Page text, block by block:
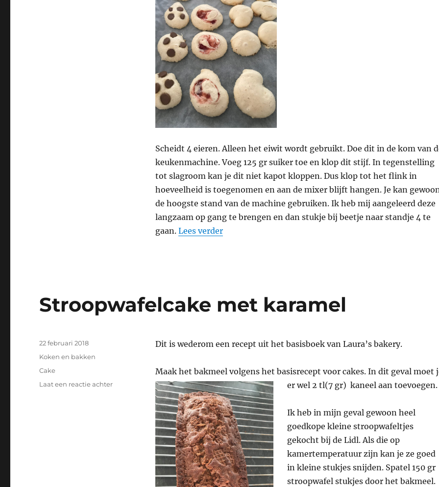
Scheidt 4 eieren. Alleen het eiwit wordt gebruikt. Doe dit in de kom van
keukenmachine. Voeg 125 gr suiker toe en klop dit stijf. In tegenstelling
tot slagroom kan je dit niet kapot kloppen. Dus klop tot het flink in
hoeveelheid is toegenomen en aan de mixer blijft hangen. Je kan
de hoogste stand van de machine gebruiken. Ik heb mij aangeleerd deze
langzaam op gang te brengen en dan stukje bij beetje naar standje 4 te
gaan. Lees verder“Schuimkoekjes in 3 soorten”
Stroopwafelcake met karamel
Dit is wederom een recept uit het basisboek van Laura’s bakery.
Maak het bakmeel volgens het basisrecept voor cakes. In dit geval moet
er wel 2 tl(7 gr) kaneel aan toevoegen.
Ik heb in mijn geval gewoon heel
goedkope kleine stroopwafeltjes
gekocht bij de Lidl. Als die op
kamertemperatuur zijn kan je ze goed
in kleine stukjes snijden. Spatel 150 gr
stroopwafel stukjes door het bakmeel.
Geplaatst
22 februari 2018
Categorieën
Koken en bakken
Tags
Cake
Laat een reactie achterop
Stroopwafelcake